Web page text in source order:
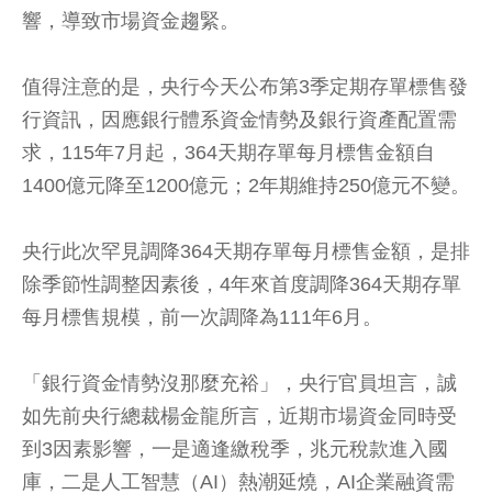
響，導致市場資金趨緊。
值得注意的是，央行今天公布第3季定期存單標售發
行資訊，因應銀行體系資金情勢及銀行資產配置需
求，115年7月起，364天期存單每月標售金額自
1400億元降至1200億元；2年期維持250億元不變。
央行此次罕見調降364天期存單每月標售金額，是排
除季節性調整因素後，4年來首度調降364天期存單
每月標售規模，前一次調降為111年6月。
「銀行資金情勢沒那麼充裕」，央行官員坦言，誠
如先前央行總裁楊金龍所言，近期市場資金同時受
到3因素影響，一是適逢繳稅季，兆元稅款進入國
庫，二是人工智慧（AI）熱潮延燒，AI企業融資需